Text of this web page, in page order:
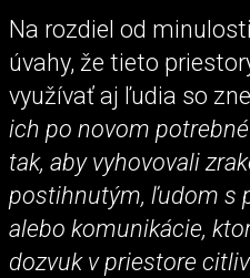
Na rozdiel od
úvahy, že tieto
využívať aj ľudia so
ich po novom
tak, aby vyhovovali
postihnutým, ľudom s
alebo komunikácie,
dozvuk v priestore